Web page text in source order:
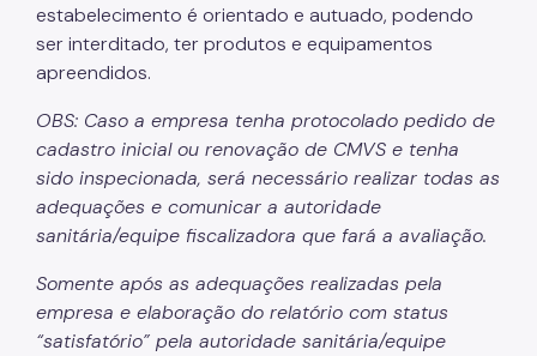
estabelecimento é orientado e autuado, podendo
ser interditado, ter produtos e equipamentos
apreendidos.
OBS: Caso a empresa tenha protocolado pedido de
cadastro inicial ou renovação de CMVS e tenha
sido inspecionada, será necessário realizar todas as
adequações e comunicar a autoridade
sanitária/equipe fiscalizadora que fará a avaliação.
Somente após as adequações realizadas pela
empresa e elaboração do relatório com status
“satisfatório” pela autoridade sanitária/equipe